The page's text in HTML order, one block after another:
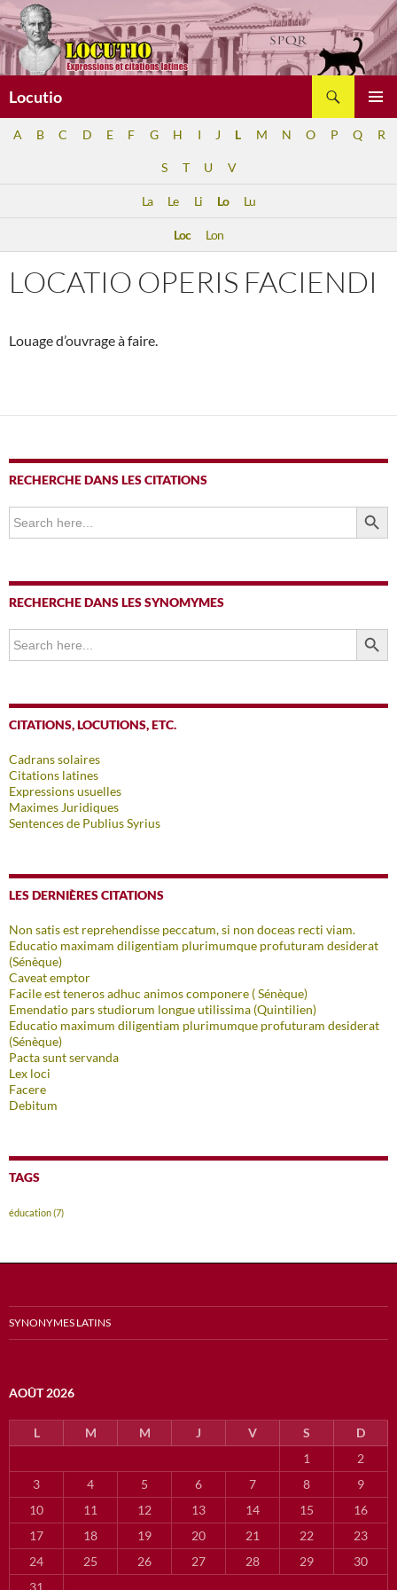
Aller
au
contenu
Locutio
A B C D E F G H I J L M N O P Q R
S T U V
La Le Li Lo Lu
Loc Lon
LOCATIO OPERIS FACIENDI
Louage d’ouvrage à faire.
RECHERCHE DANS LES CITATIONS
Search
for:
SEARCH
RECHERCHE DANS LES SYNOMYMES
Search
for:
SEARCH
CITATIONS, LOCUTIONS, ETC.
Cadrans solaires
Citations latines
Expressions usuelles
Maximes Juridiques
Sentences de Publius Syrius
LES DERNIÈRES CITATIONS
Non satis est reprehendisse peccatum, si non doceas recti viam.
Educatio maximam diligentiam plurimumque profuturam desiderat
(Sénèque)
Caveat emptor
Facile est teneros adhuc animos componere ( Sénèque)
Emendatio pars studiorum longue utilissima (Quintilien)
Educatio maximum diligentiam plurimumque profuturam desiderat
(Sénèque)
Pacta sunt servanda
Lex loci
Facere
Debitum
TAGS
éducation(7)
SYNONYMES LATINS
AOÛT 2026
L M M J V S
D
1
2
3
4 5 6 7 8
9
10
11 12 13 14 15
16
17
18 19 20 21 22
23
24
25 26 27 28 29
30